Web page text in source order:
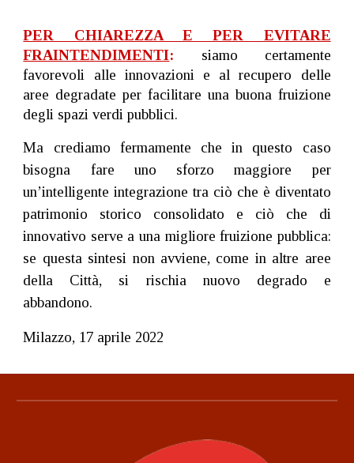
PER CHIAREZZA E PER EVITARE
FRAINTENDIMENTI: siamo certamente
favorevoli alle innovazioni e al recupero delle
aree degradate per facilitare una buona fruizione
degli spazi verdi pubblici.
Ma crediamo fermamente che in questo caso
bisogna fare uno sforzo maggiore per
un’intelligente integrazione tra ciò che è diventato
patrimonio storico consolidato e ciò che di
innovativo serve a una migliore fruizione pubblica:
se questa sintesi non avviene, come in altre aree
della Città, si rischia nuovo degrado e
abbandono.
Milazzo, 17 aprile 2022